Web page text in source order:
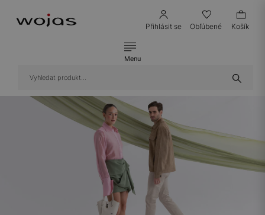
Přihlásit se Obľúbené Košík
Menu